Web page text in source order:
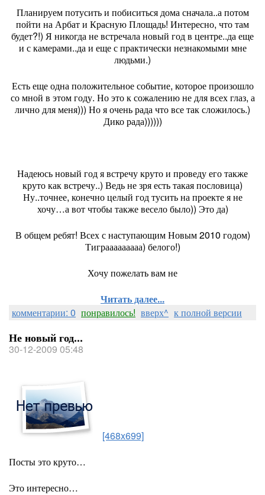
Планируем потусить и побиситься дома сначала..а потом
пойти на Арбат и Красную Площадь! Интересно, что там
будет?!) Я никогда не встречала новый год в центре..да еще
и с камерами..да и еще с практически незнакомыми мне
людьми.)
Есть еще одна положительное событие, которое произошло
со мной в этом году. Но это к сожалению не для всех глаз, а
лично для меня))) Но я очень рада что все так сложилось.)
Дико рада))))))
Надеюсь новый год я встречу круто и проведу его также
круто как встречу..) Ведь не зря есть такая пословица)
Ну..точнее, конечно целый год тусить на проекте я не
хочу…а вот чтобы также весело было)) Это да)
В общем ребят! Всех с наступающим Новым 2010 годом)
Тиграаааааааа) белого!)
Хочу пожелать вам не
Читать далее...
комментарии: 0 понравилось! вверх^ к полной версии
Не новый год...
30-12-2009 05:48
[468x699]
Посты это круто…
Это интересно…